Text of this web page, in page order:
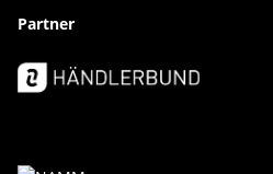
Partner